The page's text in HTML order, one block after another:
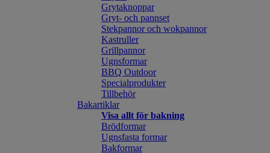
Grytaknoppar
Gryt- och pannset
Stekpannor och wokpannor
Kastruller
Grillpannor
Ugnsformar
BBQ Outdoor
Specialprodukter
Tillbehör
Bakartiklar
Visa allt för bakning
Brödformar
Ugnsfasta formar
Bakformar